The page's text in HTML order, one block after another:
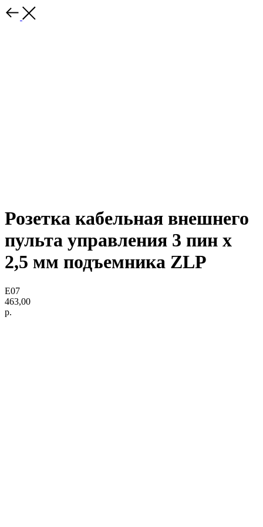
Розетка кабельная внешнего
пульта управления 3 пин х
2,5 мм подъемника ZLP
Е07
463,00
р.